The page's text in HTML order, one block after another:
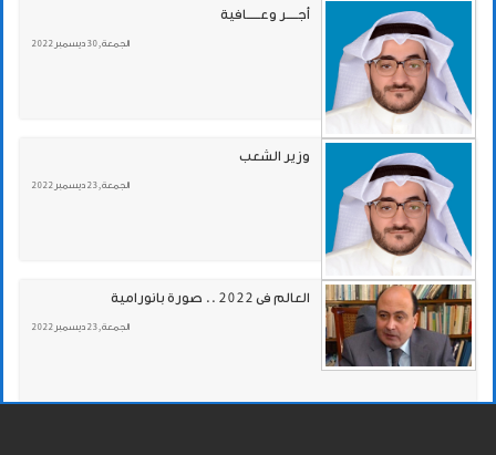
أجـــــر وعــــــافية
الجمعة , 30 ديسمبر 2022
وزير الشعب
الجمعة , 23 ديسمبر 2022
العالم فى 2022 .. صورة بانورامية
الجمعة , 23 ديسمبر 2022